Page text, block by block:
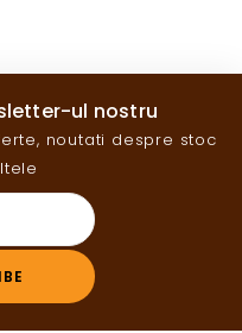
ul nostru
noutati despre stoc